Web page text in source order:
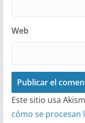
Web
Este sitio usa
cómo se procesan